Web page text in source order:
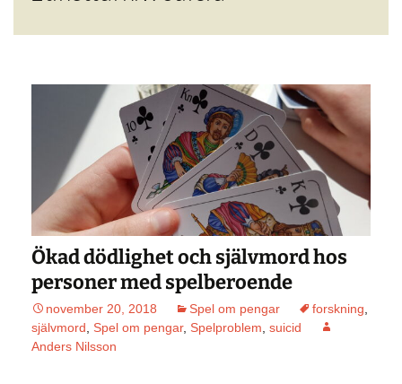
Ökad dödlighet och självmord hos
personer med spelberoende
november 20, 2018 Spel om pengar forskning
självmord Spel om pengar, Spelproblem suicid
Anders Nilsson